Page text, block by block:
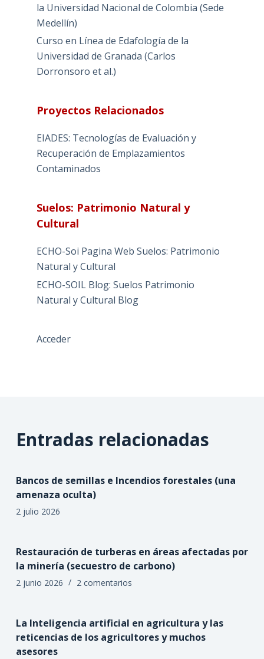
la Universidad Nacional de Colombia (Sede
Medellín)
Curso en Línea de Edafología de la
Universidad de Granada (Carlos
Dorronsoro et al.)
Proyectos Relacionados
EIADES: Tecnologías de Evaluación y
Recuperación de Emplazamientos
Contaminados
Suelos: Patrimonio Natural y
Cultural
ECHO-Soi Pagina Web Suelos: Patrimonio
Natural y Cultural
ECHO-SOIL Blog: Suelos Patrimonio
Natural y Cultural Blog
Acceder
Entradas relacionadas
Bancos de semillas e Incendios forestales (una
amenaza oculta)
2 julio 2026
Restauración de turberas en áreas afectadas por
la minería (secuestro de carbono)
2 junio 2026 2 comentarios
La Inteligencia artificial en agricultura y las
reticencias de los agricultores y muchos
asesores